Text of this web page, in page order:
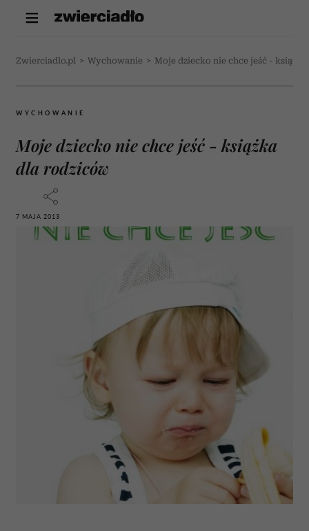
Zwierciadlo.pl > Wychowanie > Moje dziecko nie chce jeść -
WYCHOWANIE
Moje dziecko nie chce jeść - książka
dla rodziców
7 MAJA 2013